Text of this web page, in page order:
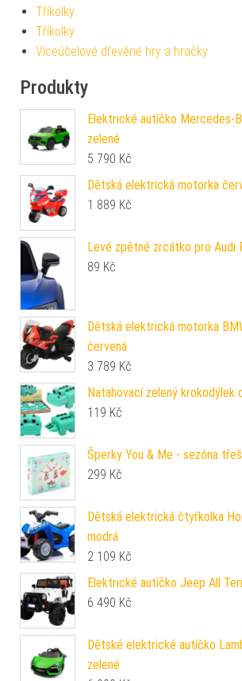
Tříkolky
Tříkolky
Víceúčelové dřevěné hry a hračky
Produkty
Elektrické autíčko Mercedes-
zelené
5 790 Kč
Dětská elektrická motorka
1 889 Kč
Levé zpětné zrcátko pro Audi
89 Kč
Dětská elektrická motorka
červená
3 789 Kč
Natahovací zelený krokodýlek
119 Kč
Šperky You & Me - sezóna
299 Kč
Dětská elektrická čtyřkolka
modrá
2 109 Kč
Elektrické autíčko Jeep All
6 490 Kč
Dětské elektrické autíčko
zelené